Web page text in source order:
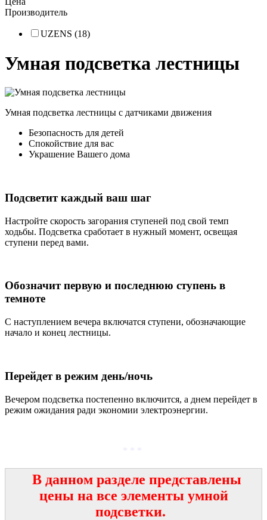
Производитель
UZENS (18)
Умная подсветка лестницы
Умная подсветка лестницы с датчиками движения
Безопасность для детей
Спокойствие для вас
Украшение Вашего дома
Подсветит каждый ваш шаг
Настройте скорость загорания ступеней под свой темп
ходьбы. Подсветка сработает в нужный момент, освещая
ступени перед вами.
Обозначит первую и последнюю ступень в
темноте
С наступлением вечера включатся ступени, обозначающие
начало и конец лестницы.
Перейдет в режим день/ночь
Вечером подсветка постепенно включится, а днем перейдет в
режим ожидания ради экономии электроэнергии.
В данном разделе представлены
цены на все элементы умной
подсветки.